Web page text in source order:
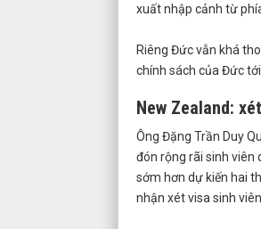
xuất nhập cảnh từ
Riêng Đức vẫn khá
chính sách của Đức
New Zealand:
Ông Đặng Trần Duy
đón rộng rãi sinh viên
sớm hơn dự kiến hai
nhận xét visa sinh